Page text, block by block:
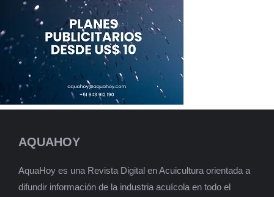
AQUAHOY
AquaHoy es una Revista Digital en Acuicultura orientada a
difundir información de la industria acuícola en todo el